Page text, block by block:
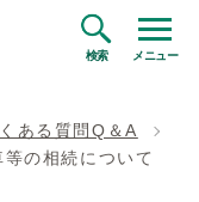
検索 メニュー
ある質問Q＆A
の相続について